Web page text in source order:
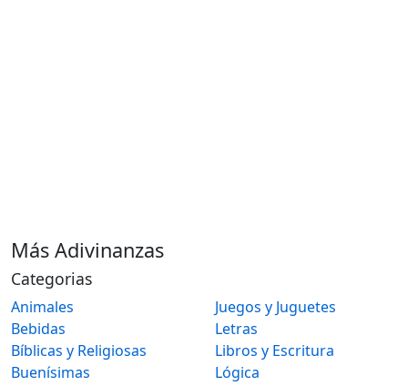
Más Adivinanzas
Categorias
Animales
Bebidas
Bíblicas y Religiosas
Buenísimas
Juegos y Juguetes
Letras
Libros y Escritura
Lógica